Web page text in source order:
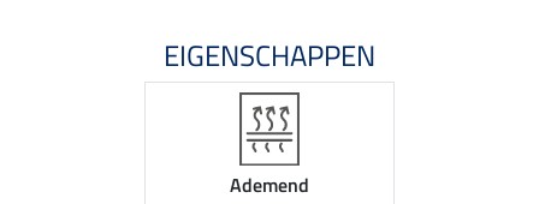
EIGENSCHAPPEN
Ademend